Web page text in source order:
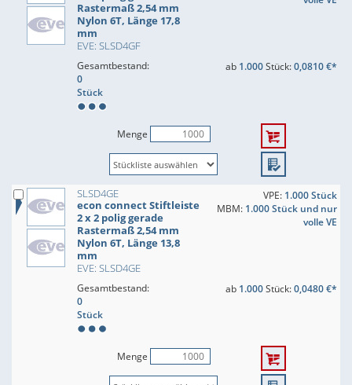
Rastermaß 2,54 mm
Nylon 6T, Länge 17,8
mm
EVE: SLSD4GF
Gesamtbestand:
0
Stück
ab 1.000Stück:0,0810 €*
Menge
SLSD4GE
econ connect Stiftleiste
2 x 2 polig gerade
Rastermaß 2,54 mm
Nylon 6T, Länge 13,8
mm
EVE: SLSD4GE
VPE: 1.000 Stück
MBM: 1.000 Stück und nur
volle VE
Gesamtbestand:
0
Stück
ab 1.000Stück:0,0480 €*
Menge